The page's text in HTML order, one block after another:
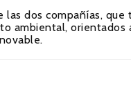
las dos compañías,
ambiental, orientados